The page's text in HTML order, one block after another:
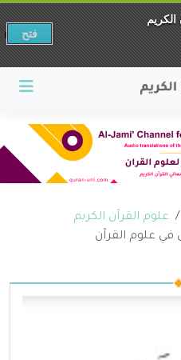
علوم القرآن الكريم
في علوم القرآن
الكريم
فتح